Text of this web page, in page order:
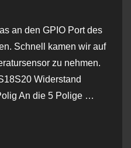
an den GPIO Port des
Schnell kamen wir auf
zu nehmen.
Widerstand
An die 5 Polige …